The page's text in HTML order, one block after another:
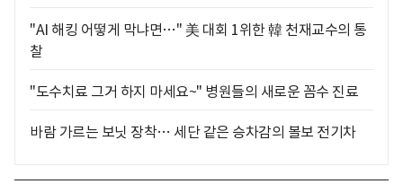
"AI 해킹 어떻게 막냐면…" 美 대회 1위한 韓 천재교수의 통
찰
"도수치료 그거 하지 마세요~" 병원들의 새로운 꼼수 진료
바람 가르는 보닛 장착… 세단 같은 승차감의 볼보 전기차